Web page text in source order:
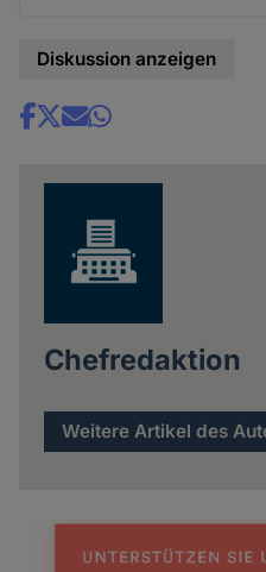
Diskussion anzeigen
Share
Chefredaktion
Weitere Artikel des